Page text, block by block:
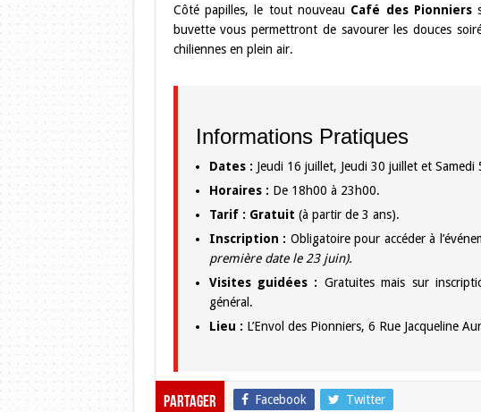
Côté papilles, le tout nouveau Café des Pionniers
buvette vous permettront de savourer les douces
chiliennes en plein air.
Informations Pratiques
Dates : Jeudi 16 juillet, Jeudi 30 juillet et Samedi
Horaires : De 18h00 à 23h00.
Tarif : Gratuit (à partir de 3 ans).
Inscription : Obligatoire pour accéder à
première date le 23 juin).
Visites guidées : Gratuites mais sur
général.
Lieu : L’Envol des Pionniers, 6 Rue Jacqueline
Partager Facebook Twitter